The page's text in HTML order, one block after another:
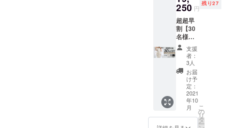
ター環
境によ
り実際
の商品
の色合
いと異
なって
見える
場合が
ありま
す。 ※
製造状
況によ
り出荷
ブラッ
ク ・グ
レー ・
ダーク
ブラウ
ン ・
ベー
ジュ ・
オフホ
ワイト
━ 仕様
━ 素材
: ベビー
アルパ
カ100%
（税・
送料
込） 配
送時
期：
2021年
10月頃
予定
【内
容】 下
記5色の
中か
ら、お
好きな1
枚をお
250 円
残り27
超超早
割【30
名様限
定！
30％OF
CLASIC
Oストー
ル １枚
+ エコ
バッグ
付き 定
価
27,500
支援
者：
3人
お届
け予
定：
2021
年10
月
こ
の
リ
タ
ー